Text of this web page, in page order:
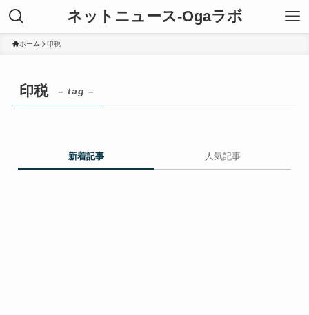
ネットニュース-Ogaラボ
ホーム 印税
印税 – tag –
新着記事 人気記事